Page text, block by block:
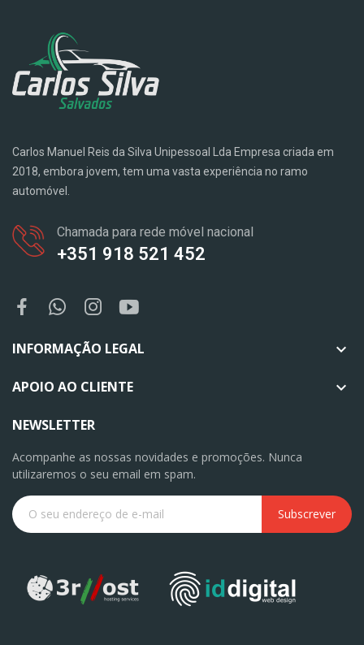
Carlos Manuel Reis da Silva Unipessoal Lda Empresa criada em
2018, embora jovem, tem uma vasta experiência no ramo
automóvel.
Chamada para rede móvel nacional
+351 918 521 452
INFORMAÇÃO LEGAL 
APOIO AO CLIENTE 
NEWSLETTER
Acompanhe as nossas novidades e promoções. Nunca
utilizaremos o seu email em spam.
Subscrever